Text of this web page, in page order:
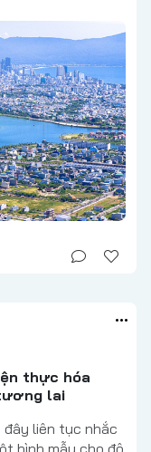
thực hóa
lai
liên tục nhắc